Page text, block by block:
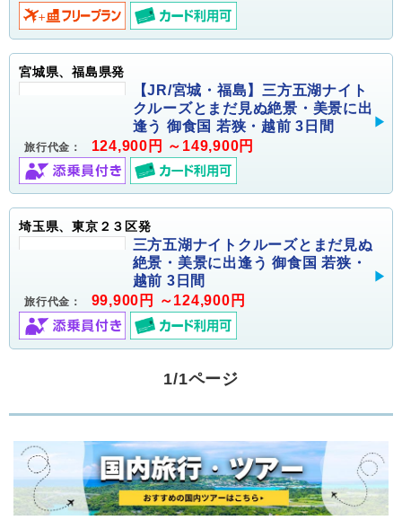
宮城県、福島県発
【JR/宮城・福島】三方五湖ナイト
クルーズとまだ見ぬ絶景・美景に出
逢う 御食国 若狭・越前 3日間
旅行代金： 124,900円 ～149,900円
埼玉県、東京２３区発
三方五湖ナイトクルーズとまだ見ぬ
絶景・美景に出逢う 御食国 若狭・
越前 3日間
旅行代金： 99,900円 ～124,900円
1/1ページ